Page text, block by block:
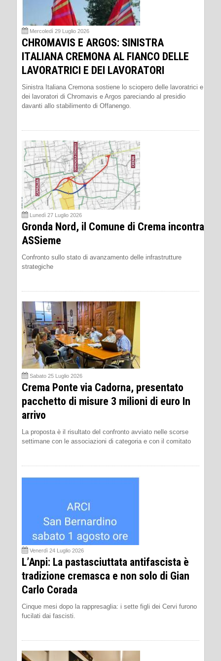
Mercoledì 29 Luglio 2026
CHROMAVIS E ARGOS: SINISTRA
ITALIANA CREMONA AL FIANCO DELLE
LAVORATRICI E DEI LAVORATORI
Sinistra Italiana Cremona sostiene lo sciopero delle lavoratrici e
dei lavoratori di Chromavis e Argos pareciando al presidio
davanti allo stabilimento di Offanengo.
Lunedì 27 Luglio 2026
Gronda Nord, il Comune di Crema incontra
ASSieme
Confronto sullo stato di avanzamento delle infrastrutture
strategiche
Sabato 25 Luglio 2026
Crema Ponte via Cadorna, presentato
pacchetto di misure 3 milioni di euro In
arrivo
La proposta è il risultato del confronto avviato nelle scorse
settimane con le associazioni di categoria e con il comitato
Venerdì 24 Luglio 2026
L’Anpi: La pastasciuttata antifascista è
tradizione cremasca e non solo di Gian
Carlo Corada
Cinque mesi dopo la rappresaglia: i sette figli dei Cervi furono
fucilati dai fascisti.